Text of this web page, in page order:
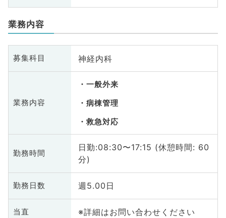
業務内容
募集科目 神経内科
業務内容
一般外来
病棟管理
救急対応
勤務時間
日勤:08:30〜17:15 (休憩時間: 60
分)
勤務日数 週5.00日
当直 ※詳細はお問い合わせください